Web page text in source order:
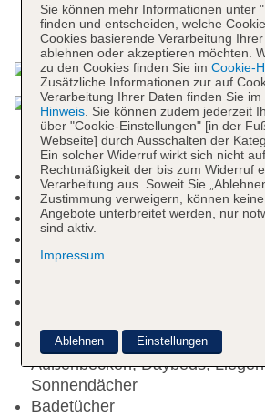
Das bietet Ihre
Check-in Zeit ab 15:00 Uhr
Check-out Zeit bis 12:00 Uhr
Hoteleröffnung: 2016
Rezeption, Geldwechsel
Infinitypool „Infinity pool“:
Außenbecken, Daybeds,
Sonnendächer
Badetücher
Sie können mehr Informationen unter
finden und entscheiden, welche
Cookies basierende Verarbeitung
ablehnen oder akzeptieren möchten.
zu den Cookies finden Sie im Cookie-
Zusätzliche Informationen zur auf
Verarbeitung Ihrer Daten finden Sie im
Hinweis. Sie können zudem jederzeit
über "Cookie-Einstellungen" [in der
Webseite] durch Ausschalten der
Ein solcher Widerruf wirkt sich nicht
Rechtmäßigkeit der bis zum Widerruf
Verarbeitung aus. Soweit Sie
Zustimmung verweigern, können
Angebote unterbreitet werden, nur
sind aktiv.
Impressum
Ablehnen Einstellungen